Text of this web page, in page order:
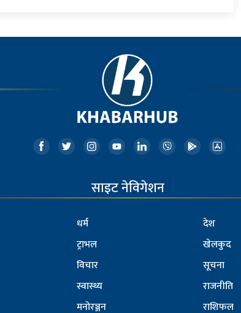
साइट नेविगेशन
धर्म
ट्राभल
विचार
स्वास्थ्य
मनोरञ्जन
देश
खेलकुद
सूचना
राजनीति
राशिफल